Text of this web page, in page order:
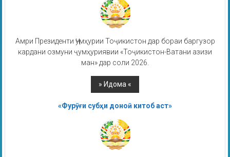
Амри Президенти Ҷумҳурии Тоҷикистон дар бораи баргузор
кардани озмуни ҷумҳуриявии «Тоҷикистон-Ватани азизи
ман» дар соли 2026.
«Фурӯғи субҳи доноӣ китоб аст»